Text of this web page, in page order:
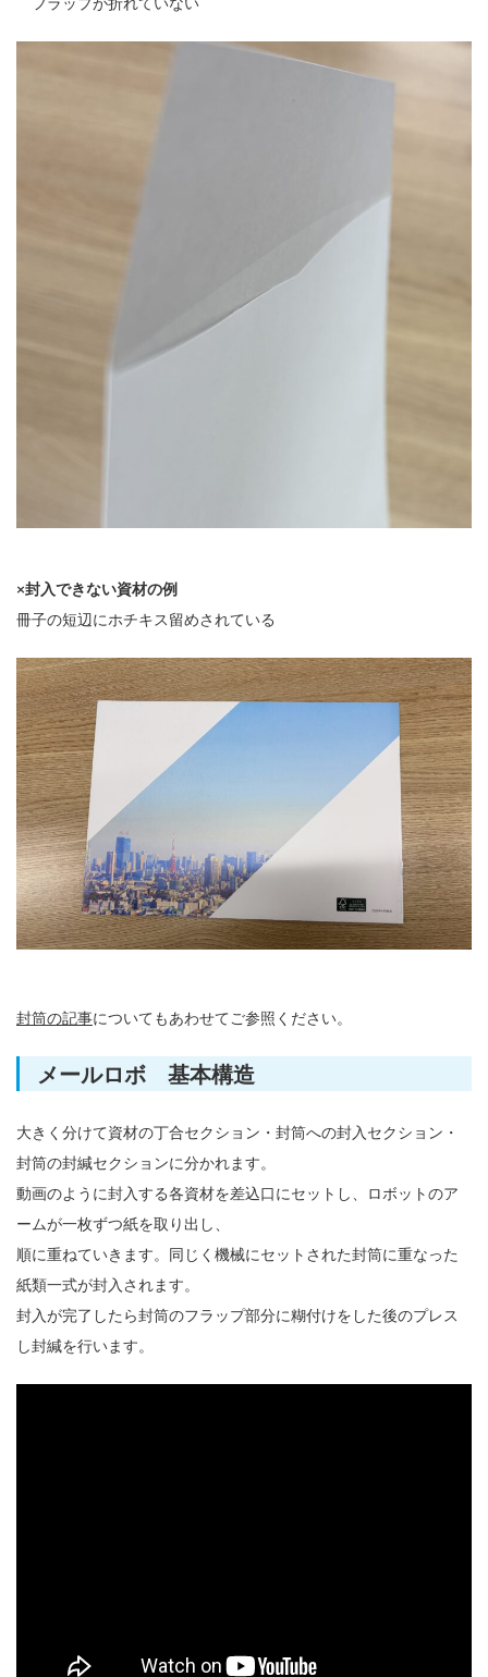
×封入できない資材の例
冊子の短辺にホチキス留めされている
封筒の記事についてもあわせてご参照ください。
メールロボ 基本構造
大きく分けて資材の丁合セクション・封筒への封入セクション・
封筒の封緘セクションに分かれます。
動画のように封入する各資材を差込口にセットし、ロボットのア
ームが一枚ずつ紙を取り出し、
順に重ねていきます。同じく機械にセットされた封筒に重なった
紙類一式が封入されます。
封入が完了したら封筒のフラップ部分に糊付けをした後のプレス
し封緘を行います。